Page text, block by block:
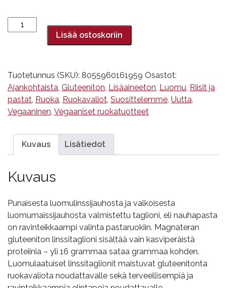
Punainen
linssitagliolini,
luomu,
Magnatera
määrä
Lisää ostoskoriin
Tuotetunnus (SKU): 8055960161959 Osastot:
Ajankohtaista, Gluteeniton, Lisäaineeton, Luomu, Riisit ja
pastat, Ruoka, Ruokavaliot, Suosittelemme, Uutta,
Vegaaninen, Vegaaniset ruokatuotteet
Kuvaus Lisätiedot
Kuvaus
Punaisesta luomulinssijauhosta ja valkoisesta
luomumaissijauhosta valmistettu taglioni, eli nauhapasta
on ravinteikkaampi valinta pastaruokiin. Magnateran
gluteeniton linssitaglioni sisältää vain kasviperäistä
proteiinia – yli 16 grammaa sataa grammaa kohden.
Luomulaatuiset linssitaglionit maistuvat gluteenitonta
ruokavaliota noudattavalle sekä terveellisempiä ja